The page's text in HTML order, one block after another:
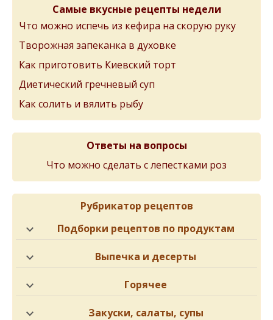
Самые вкусные рецепты недели
Что можно испечь из кефира на скорую руку
Творожная запеканка в духовке
Как приготовить Киевский торт
Диетический гречневый суп
Как солить и вялить рыбу
Ответы на вопросы
Что можно сделать с лепестками роз
Рубрикатор рецептов
Подборки рецептов по продуктам
Выпечка и десерты
Горячее
Закуски, салаты, супы